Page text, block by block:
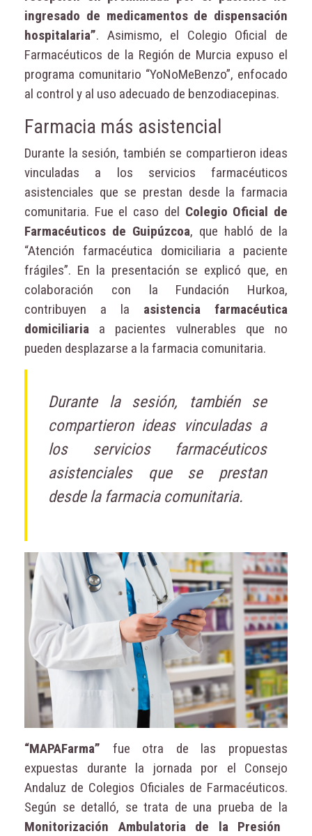
ingresado de medicamentos de dispensación
hospitalaria”. Asimismo, el Colegio Oficial de
Farmacéuticos de la Región de Murcia expuso el
programa comunitario “YoNoMeBenzo”, enfocado
al control y al uso adecuado de benzodiacepinas.
Farmacia más asistencial
Durante la sesión, también se compartieron ideas
vinculadas a los servicios farmacéuticos
asistenciales que se prestan desde la farmacia
comunitaria. Fue el caso del Colegio Oficial de
Farmacéuticos de Guipúzcoa, que habló de la
“Atención farmacéutica domiciliaria a paciente
frágiles”. En la presentación se explicó que, en
colaboración con la Fundación Hurkoa,
contribuyen a la asistencia farmacéutica
domiciliaria a pacientes vulnerables que no
pueden desplazarse a la farmacia comunitaria.
Durante la sesión, también se
compartieron ideas vinculadas a
los servicios farmacéuticos
asistenciales que se prestan
desde la farmacia comunitaria.
“MAPAFarma” fue otra de las propuestas
expuestas durante la jornada por el Consejo
Andaluz de Colegios Oficiales de Farmacéuticos.
Según se detalló, se trata de una prueba de la
Monitorización Ambulatoria de la Presión